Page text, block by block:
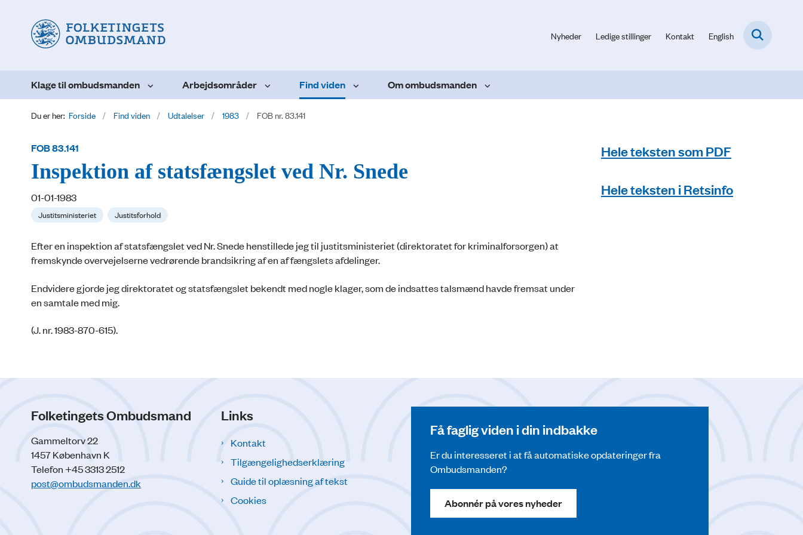
Nyheder Ledige stillinger Kontakt English
Klage til ombudsmanden Arbejdsområder Find viden Om ombudsmanden
Du er her: Forside Find viden Udtalelser 1983 FOB nr. 83.141
FOB 83.141
Inspektion af statsfængslet ved Nr. Snede
01-01-1983
Justitsministeriet Justitsforhold
Efter en inspektion af statsfængslet ved Nr. Snede henstillede jeg til justitsministeriet (direktoratet for kriminalforsorgen) at
fremskynde overvejelserne vedrørende brandsikring af en af fængslets afdelinger.
Endvidere gjorde jeg direktoratet og statsfængslet bekendt med nogle klager, som de indsattes talsmænd havde fremsat under
en samtale med mig.
(J. nr. 1983-870-615).
Hele teksten som PDF
Hele teksten i Retsinfo
Folketingets Ombudsmand
Gammeltorv 22
1457 København K
Telefon +45 3313 2512
post@ombudsmanden.dk
Links
Kontakt
Tilgængelighedserklæring
Guide til oplæsning af tekst
Cookies
Få faglig viden i din indbakke
Er du interesseret i at få automatiske opdateringer fra
Ombudsmanden?
Abonnér på vores nyheder